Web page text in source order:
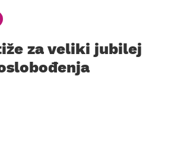
za veliki jubilej